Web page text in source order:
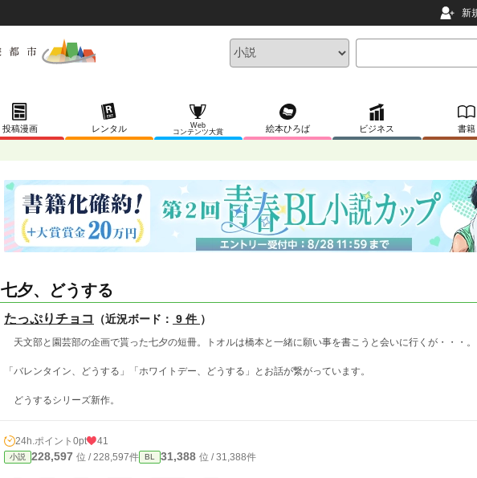
新
投稿漫画 レンタル
Web
コンテンツ大賞
絵本ひろば ビジネス 書籍
七夕、どうする
たっぷりチョコ （近況ボード： 9 件 ）
天文部と園芸部の企画で貰った七夕の短冊。トオルは橋本と一緒に願い事を書こうと会いに行くが・・・。
「バレンタイン、どうする」「ホワイトデー、どうする」とお話が繋がっています。
どうするシリーズ新作。
24h.ポイント 0pt 41
小説 228,597 位 / 228,597件 BL 31,388 位 / 31,388件